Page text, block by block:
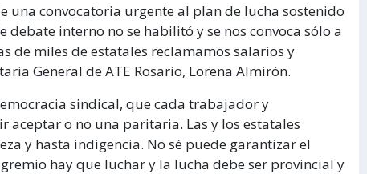
una convocatoria urgente al plan de lucha sostenido
interno no se habilitó y se nos convoca sólo a
de miles de estatales reclamamos salarios y
General de ATE Rosario, Lorena Almirón.
sindical, que cada trabajador y
o no una paritaria. Las y los estatales
y hasta indigencia. No sé puede garantizar el
hay que luchar y la lucha debe ser provincial y